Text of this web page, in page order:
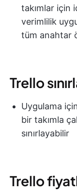
takımlar için
verimlilik
tüm anahtar
Trello
Uygulama
bir takımla
sınırlayabilir
Trello